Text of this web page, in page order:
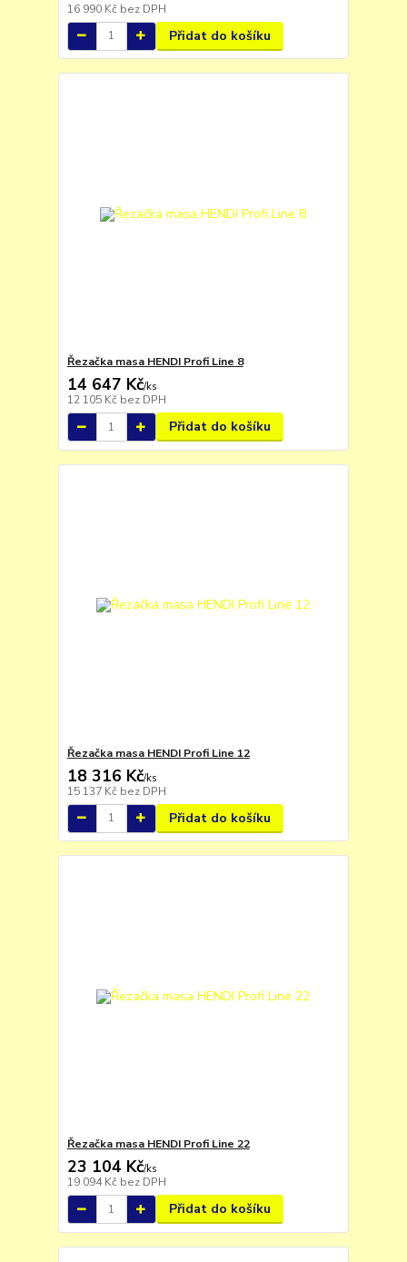
16 990 Kč bez DPH
Přidat do košíku
Řezačka masa HENDI Profi Line 8
14 647 Kč/ks
12 105 Kč bez DPH
Přidat do košíku
Řezačka masa HENDI Profi Line 12
18 316 Kč/ks
15 137 Kč bez DPH
Přidat do košíku
Řezačka masa HENDI Profi Line 22
23 104 Kč/ks
19 094 Kč bez DPH
Přidat do košíku